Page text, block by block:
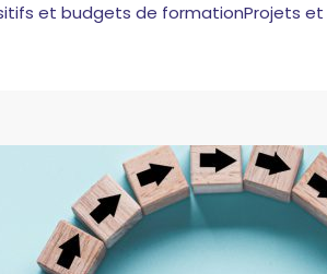
et budgets de formationProjets